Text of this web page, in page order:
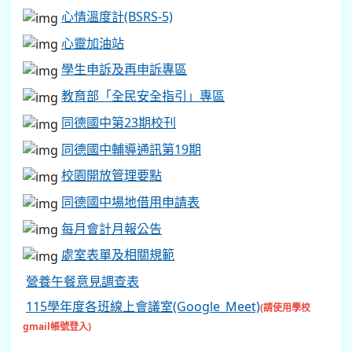
心情溫度計(BSRS-5)
心靈加油站
學生申訴及再申訴專區
教育部「全民安全指引」專區
同德國中第23期校刊
同德國中輔導通訊第19期
校園開放管理要點
同德國中場地借用申請表
每月會計月報公告
處室表單及相關規範
營養午餐意見調查表
115學年度各班線上會議室(Google_Meet)(請使用學校
gmail帳號登入)